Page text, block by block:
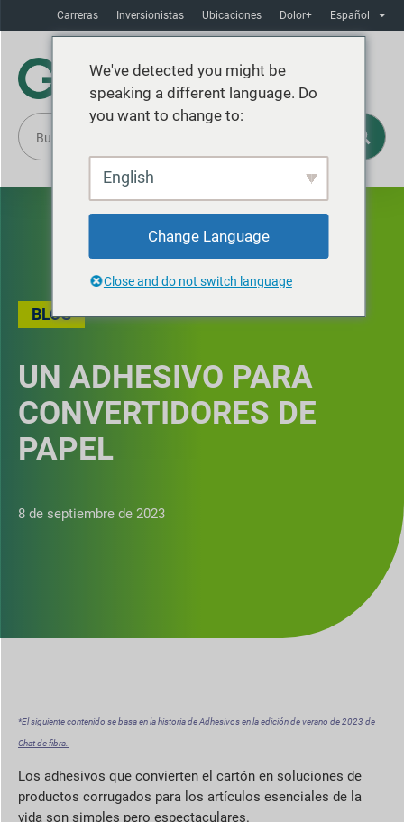
Carreras Inversionistas Ubicaciones Dolor+ Español
BLOG
UN ADHESIVO PARA
CONVERTIDORES DE
PAPEL
8 de septiembre de 2023
*El siguiente contenido se basa en la historia de Adhesivos en la edición de verano de 2023 de
Chat de fibra.
Los adhesivos que convierten el cartón en soluciones de
productos corrugados para los artículos esenciales de la
vida son simples pero espectaculares.
We've detected you might be
speaking a different language. Do
you want to change to:
English
Change Language
Close and do not switch language